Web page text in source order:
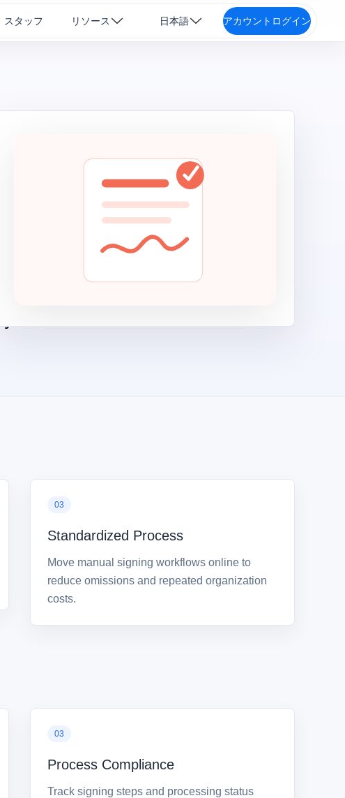
スタッフ リソース 日本語 アカウントログイン
03
Standardized Process
Move manual signing workflows online to
reduce omissions and repeated organization
costs.
Process Compliance
Track signing steps and processing status